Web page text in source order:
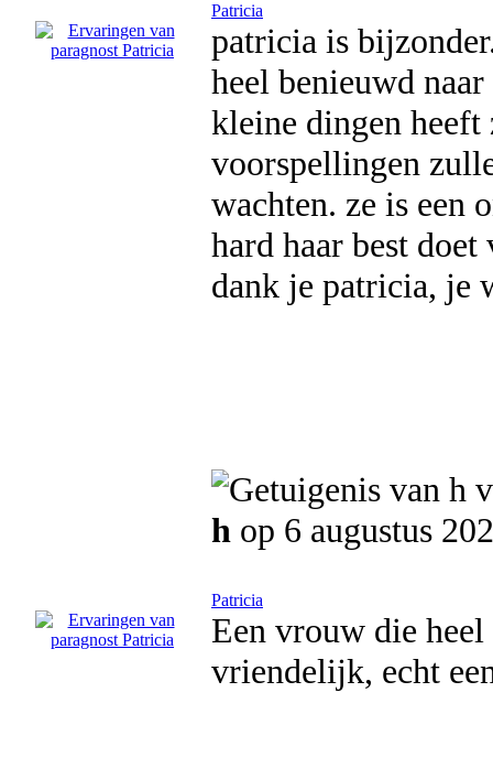
Patricia
patricia is
heel benieuwd
kleine dingen heeft
voorspellingen
wachten. ze is een
hard haar best
dank je patricia, je
h op 6 augustus
Patricia
Een vrouw die
vriendelijk, echt